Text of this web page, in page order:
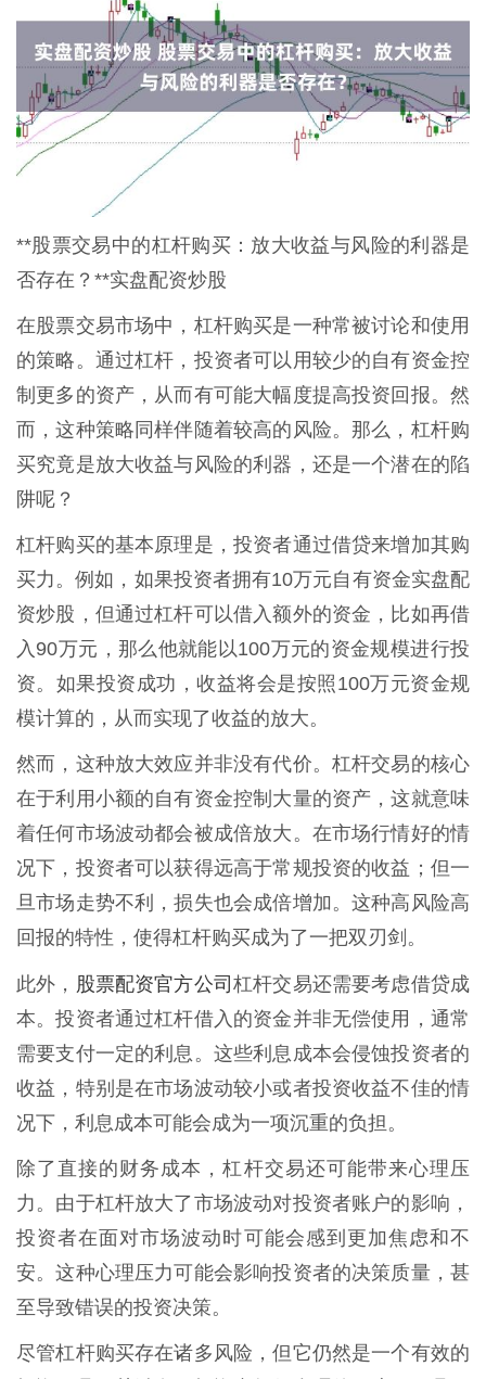
**股票交易中的杠杆购买：放大收益与风险的利器是
否存在？**实盘配资炒股
在股票交易市场中，杠杆购买是一种常被讨论和使用
的策略。通过杠杆，投资者可以用较少的自有资金控
制更多的资产，从而有可能大幅度提高投资回报。然
而，这种策略同样伴随着较高的风险。那么，杠杆购
买究竟是放大收益与风险的利器，还是一个潜在的陷
阱呢？
杠杆购买的基本原理是，投资者通过借贷来增加其购
买力。例如，如果投资者拥有10万元自有资金实盘配
资炒股，但通过杠杆可以借入额外的资金，比如再借
入90万元，那么他就能以100万元的资金规模进行投
资。如果投资成功，收益将会是按照100万元资金规
模计算的，从而实现了收益的放大。
然而，这种放大效应并非没有代价。杠杆交易的核心
在于利用小额的自有资金控制大量的资产，这就意味
着任何市场波动都会被成倍放大。在市场行情好的情
况下，投资者可以获得远高于常规投资的收益；但一
旦市场走势不利，损失也会成倍增加。这种高风险高
回报的特性，使得杠杆购买成为了一把双刃剑。
此外， 股票配资官方公司杠杆交易还需要考虑借贷成
本。投资者通过杠杆借入的资金并非无偿使用，通常
需要支付一定的利息。这些利息成本会侵蚀投资者的
收益，特别是在市场波动较小或者投资收益不佳的情
况下，利息成本可能会成为一项沉重的负担。
除了直接的财务成本，杠杆交易还可能带来心理压
力。由于杠杆放大了市场波动对投资者账户的影响，
投资者在面对市场波动时可能会感到更加焦虑和不
安。这种心理压力可能会影响投资者的决策质量，甚
至导致错误的投资决策。
尽管杠杆购买存在诸多风险，但它仍然是一个有效的